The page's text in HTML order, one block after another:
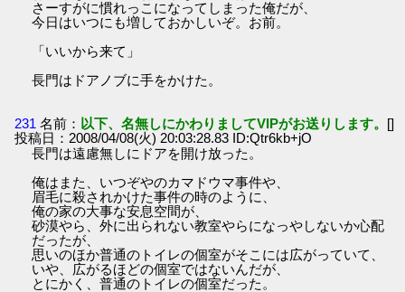
さーすがに慣れっこになってしまった俺だが、
今日はいつにも増しておかしいぞ。お前。
「いいから来て」
長門はドアノブに手をかけた。
231 名前： 以下、名無しにかわりましてVIPがお送りします。 []
投稿日：2008/04/08(火) 20:03:28.83 ID:Qtr6kb+jO
長門は遠慮無しにドアを開け放った。
俺はまた、いつぞやのカマドウマ事件や、
眉毛に殺されかけた事件の時のように、
俺の家の大事な安息空間が、
砂漠やら、外に出られない教室やらになっやしないか心配
だったが、
思いのほか普通のトイレの個室がそこには広がっていて、
いや、広がるほどの個室ではないんだが、
とにかく、普通のトイレの個室だった。